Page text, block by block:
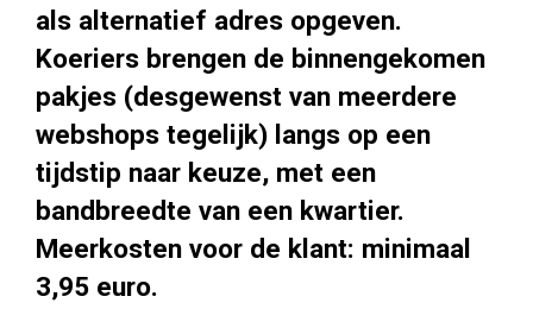
als alternatief adres opgeven.
Koeriers brengen de binnengekomen
pakjes (desgewenst van meerdere
webshops tegelijk) langs op een
tijdstip naar keuze, met een
bandbreedte van een kwartier.
Meerkosten voor de klant: minimaal
3,95 euro.